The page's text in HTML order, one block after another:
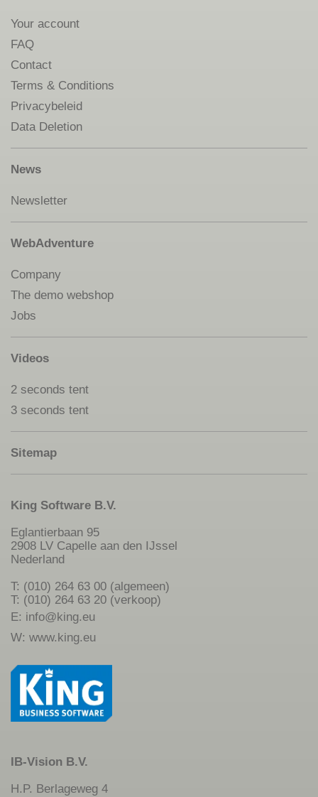
Your account
FAQ
Contact
Terms & Conditions
Privacybeleid
Data Deletion
News
Newsletter
WebAdventure
Company
The demo webshop
Jobs
Videos
2 seconds tent
3 seconds tent
Sitemap
King Software B.V.
Eglantierbaan 95
2908 LV Capelle aan den IJssel
Nederland
T: (010) 264 63 00 (algemeen)
T: (010) 264 63 20 (verkoop)
E: info@king.eu
W: www.king.eu
IB-Vision B.V.
H.P. Berlageweg 4